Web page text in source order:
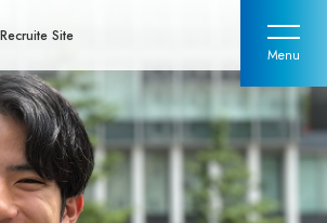
Recruite Site